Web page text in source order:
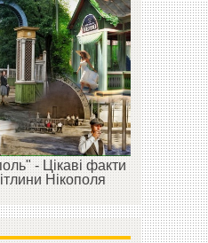
- Цікаві факти
Нікополя